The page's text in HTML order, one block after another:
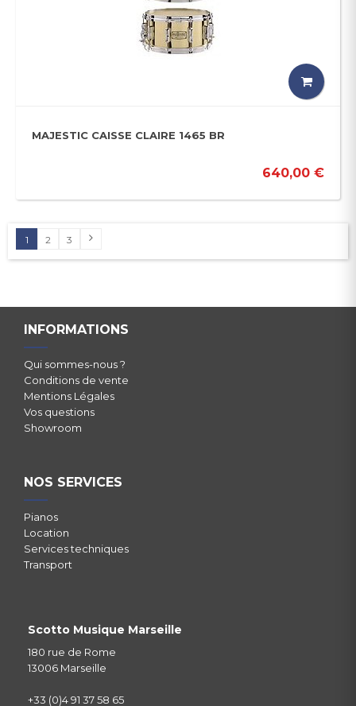
MAJESTIC CAISSE CLAIRE 1465 BR
640,00 €
1 2 3
INFORMATIONS
Qui sommes-nous ?
Conditions de vente
Mentions Légales
Vos questions
Showroom
NOS SERVICES
Pianos
Location
Services techniques
Transport
Scotto Musique Marseille
180 rue de Rome
13006 Marseille
+33 (0)4 91 37 58 65